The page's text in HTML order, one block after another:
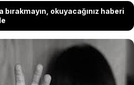
okuyacağınız haberi
tarafından ailelerinden